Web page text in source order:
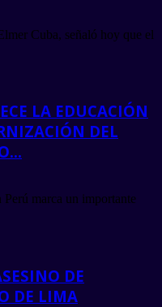
Cuba, señaló hoy que el
LA EDUCACIÓN
DEL
marca un importante
DE
DE LIMA